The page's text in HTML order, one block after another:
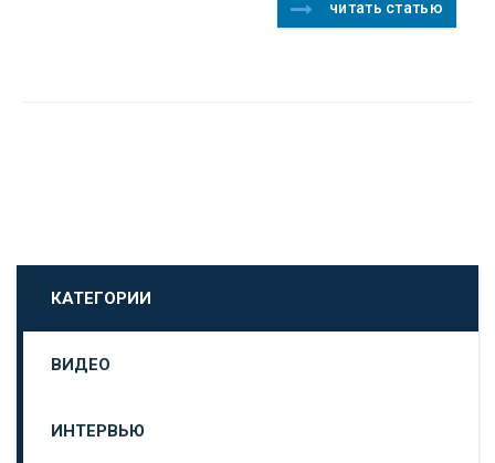
читать статью
КАТЕГОРИИ
ВИДЕО
ИНТЕРВЬЮ